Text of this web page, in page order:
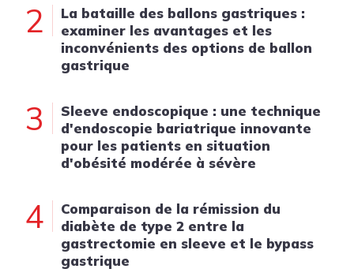
2
La bataille des ballons gastriques :
examiner les avantages et les
inconvénients des options de ballon
gastrique
3
Sleeve endoscopique : une technique
d'endoscopie bariatrique innovante
pour les patients en situation
d'obésité modérée à sévère
4
Comparaison de la rémission du
diabète de type 2 entre la
gastrectomie en sleeve et le bypass
gastrique